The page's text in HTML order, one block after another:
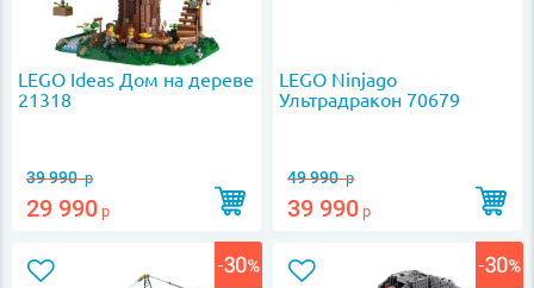
LEGO Ideas Дом на дереве
21318
39 990р
29 990 р
LEGO Ninjago
Ультрадракон 70679
49 990р
39 990 р